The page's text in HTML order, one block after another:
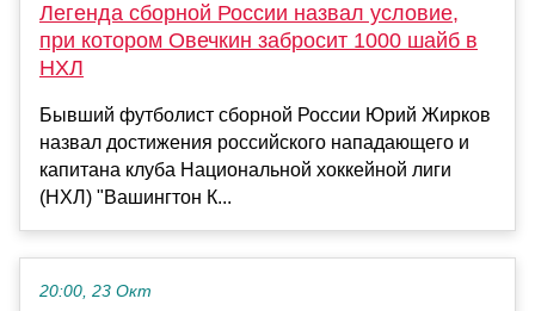
Легенда сборной России назвал условие,
при котором Овечкин забросит 1000 шайб в
НХЛ
Бывший футболист сборной России Юрий Жирков
назвал достижения российского нападающего и
капитана клуба Национальной хоккейной лиги
(НХЛ) "Вашингтон К...
20:00, 23 Окт